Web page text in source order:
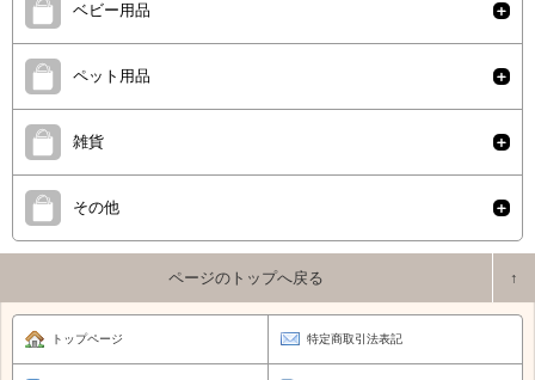
ベビー用品
ペット用品
雑貨
その他
ページのトップへ戻る
トップページ 特定商取引法表記